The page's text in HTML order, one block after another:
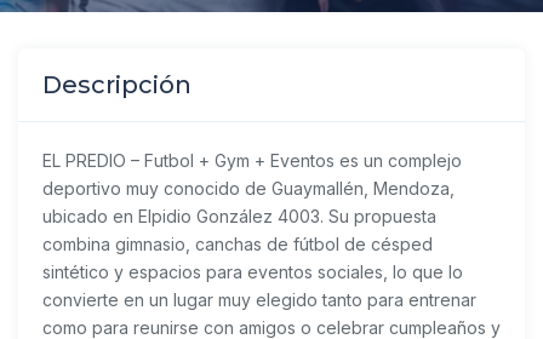
Descripción
EL PREDIO – Futbol + Gym + Eventos es un complejo
deportivo muy conocido de Guaymallén, Mendoza,
ubicado en Elpidio González 4003. Su propuesta
combina gimnasio, canchas de fútbol de césped
sintético y espacios para eventos sociales, lo que lo
convierte en un lugar muy elegido tanto para entrenar
como para reunirse con amigos o celebrar cumpleaños y